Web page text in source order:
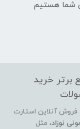
برتر خرید
فروش آنلاین استارت
نوزاد، مثل